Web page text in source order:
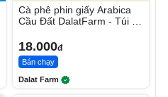
Cà phê phin giấy Arabica
Cầu Đất DalatFarm - Túi 10
18.000đ
Bán chạy
Dalat Farm